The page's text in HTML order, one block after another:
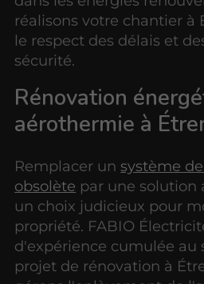
réalisons votre chantier à
le respect des délais et
sécurité.
Rénovation
aérothermie à
Remplacer un système
obsolète par une solution
un choix judicieux pour
propriété. FABIO
d'expérience cumulée au
projet de rénovation à